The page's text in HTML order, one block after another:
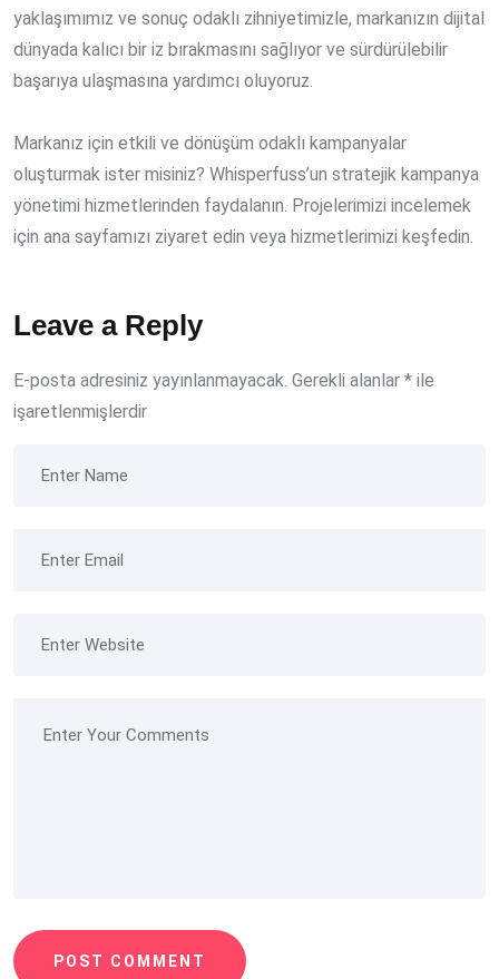
yaklaşımımız ve sonuç odaklı zihniyetimizle, markanızın dijital
dünyada kalıcı bir iz bırakmasını sağlıyor ve sürdürülebilir
başarıya ulaşmasına yardımcı oluyoruz.
Markanız için etkili ve dönüşüm odaklı kampanyalar
oluşturmak ister misiniz? Whisperfuss’un stratejik kampanya
yönetimi hizmetlerinden faydalanın. Projelerimizi incelemek
için ana sayfamızı ziyaret edin veya hizmetlerimizi keşfedin.
Leave a Reply
E-posta adresiniz yayınlanmayacak. Gerekli alanlar * ile
işaretlenmişlerdir
POST COMMENT